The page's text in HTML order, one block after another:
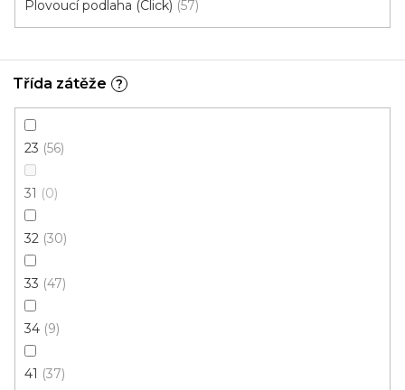
Plovoucí podlaha (Click) 57
Třída zátěže ?
23 56
31 0
32 30
33 47
34 9
41 37
Vinylová podlaha DP 9523 Dub podzimní